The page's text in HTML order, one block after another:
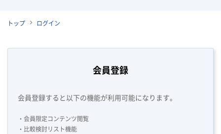
トップ ログイン
会員登録
会員登録すると以下の機能が利用可能になります。
・会員限定コンテンツ閲覧
・比較検討リスト機能